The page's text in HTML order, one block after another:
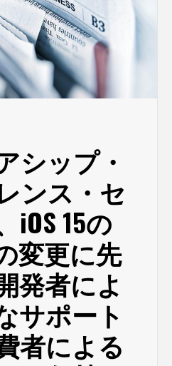
シップ・
ンス・セ
iOS 15の
変更に先
発者によ
サポート
者による